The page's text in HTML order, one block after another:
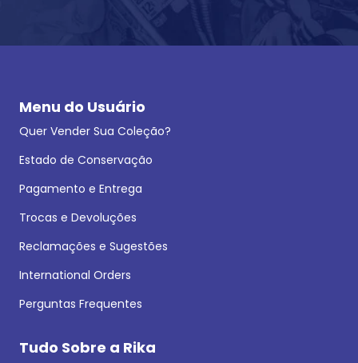
Menu do Usuário
Quer Vender Sua Coleção?
Estado de Conservação
Pagamento e Entrega
Trocas e Devoluções
Reclamações e Sugestões
International Orders
Perguntas Frequentes
Tudo Sobre a Rika